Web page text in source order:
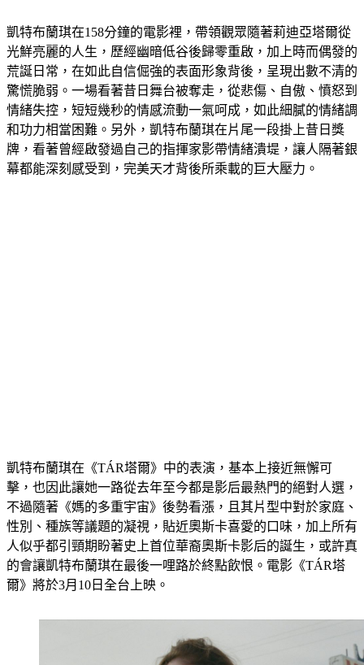
凱特布蘭琪在158分鐘的電影裡，帶領觀眾隨著莉迪亞塔爾從
光鮮亮麗的人生，歷經幽暗低谷後歸零重啟，加上時而偶發的
荒誕日常，在如此自信倔強的表面形象背後，呈現出數不清的
驚慌脆弱。一場看著昔日舞台被奪走，從悲傷、自傲、憤怒到
情緒失控，短短幾秒的情感流動一氣呵成，如此細膩的情緒調
和功力相當困難。另外，凱特布蘭琪在片尾一段掛上昔日獎
牌，看著曾經啟發過自己的指揮家影帶情緒潰堤，讓人隔著銀
幕都能深刻感受到，完美天才背後所乘載的巨大壓力。
凱特布蘭琪在《TÁR塔爾》中的表演，基本上接近無懈可
擊，也因此讓她一路從去年至今都是影后最熱門的絕對人選，
不過隨著《媽的多重宇宙》後勢看漲，且其片型中對於家庭、
性別、種族等議題的凝視，貼近奧斯卡喜愛的口味，加上所有
人似乎都引頸期盼著史上首位華裔奧斯卡影后的誕生，或許真
的會讓凱特布蘭琪在最後一哩路於終點飲恨。電影《TÁR塔
爾》將於3月10日全台上映。